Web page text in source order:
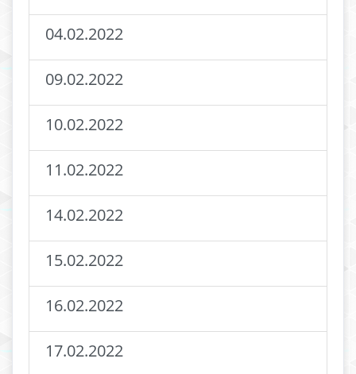
04.02.2022
09.02.2022
10.02.2022
11.02.2022
14.02.2022
15.02.2022
16.02.2022
17.02.2022